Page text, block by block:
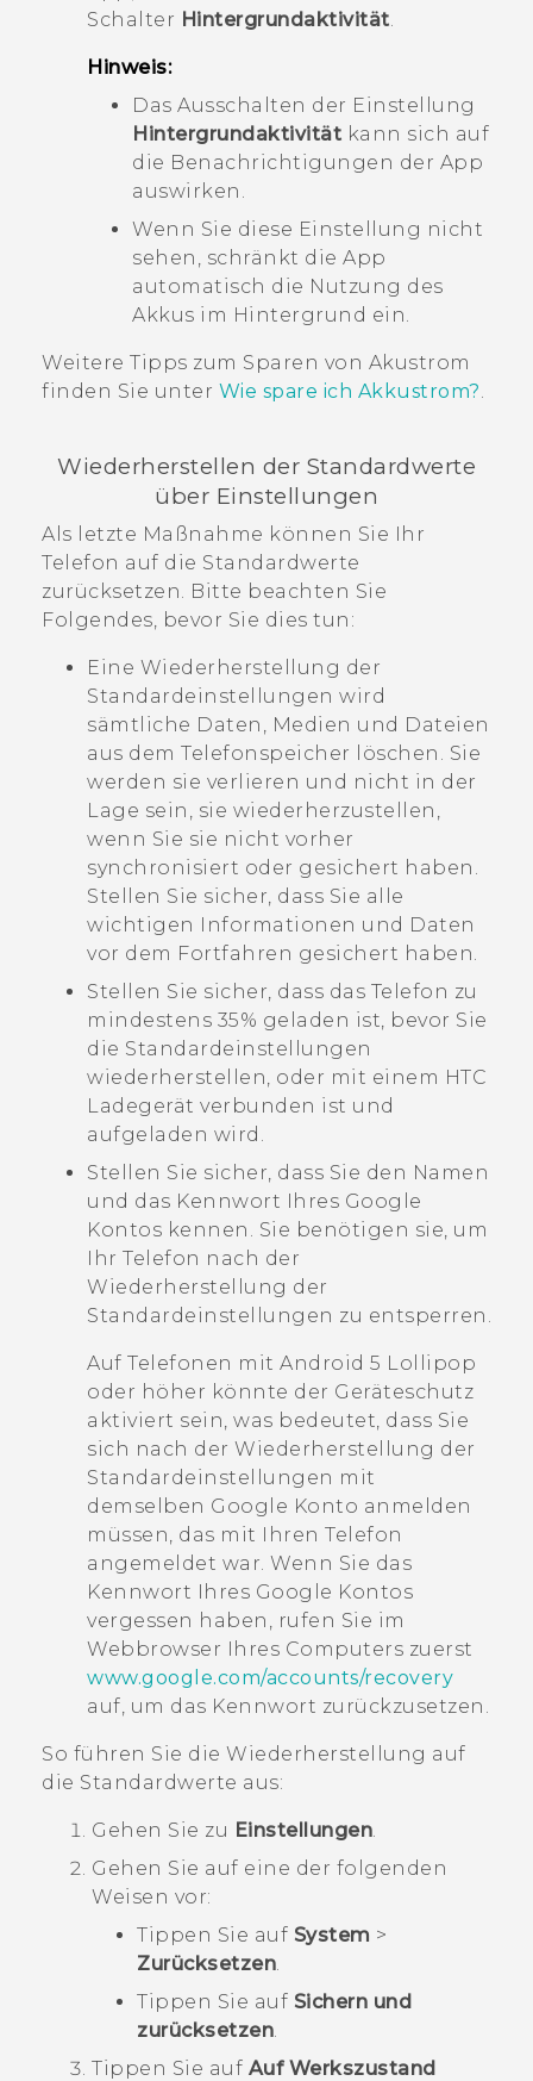
Schalter Hintergrundaktivität.
Hinweis:
Das Ausschalten der Einstellung
Hintergrundaktivität kann sich auf
die Benachrichtigungen der App
auswirken.
Wenn Sie diese Einstellung nicht
sehen, schränkt die App
automatisch die Nutzung des
Akkus im Hintergrund ein.
Weitere Tipps zum Sparen von Akustrom
finden Sie unter Wie spare ich Akkustrom?.
Wiederherstellen der Standardwerte
über Einstellungen
Als letzte Maßnahme können Sie Ihr
Telefon auf die Standardwerte
zurücksetzen. Bitte beachten Sie
Folgendes, bevor Sie dies tun:
Eine Wiederherstellung der
Standardeinstellungen wird
sämtliche Daten, Medien und Dateien
aus dem Telefonspeicher löschen. Sie
werden sie verlieren und nicht in der
Lage sein, sie wiederherzustellen,
wenn Sie sie nicht vorher
synchronisiert oder gesichert haben.
Stellen Sie sicher, dass Sie alle
wichtigen Informationen und Daten
vor dem Fortfahren gesichert haben.
Stellen Sie sicher, dass das Telefon zu
mindestens 35% geladen ist, bevor Sie
die Standardeinstellungen
wiederherstellen, oder mit einem HTC
Ladegerät verbunden ist und
aufgeladen wird.
Stellen Sie sicher, dass Sie den Namen
und das Kennwort Ihres Google
Kontos kennen. Sie benötigen sie, um
Ihr Telefon nach der
Wiederherstellung der
Standardeinstellungen zu entsperren.
Auf Telefonen mit Android 5 Lollipop
oder höher könnte der Geräteschutz
aktiviert sein, was bedeutet, dass Sie
sich nach der Wiederherstellung der
Standardeinstellungen mit
demselben Google Konto anmelden
müssen, das mit Ihren Telefon
angemeldet war. Wenn Sie das
Kennwort Ihres Google Kontos
vergessen haben, rufen Sie im
Webbrowser Ihres Computers zuerst
www.google.com/accounts/recovery
auf, um das Kennwort zurückzusetzen.
So führen Sie die Wiederherstellung auf
die Standardwerte aus:
Gehen Sie zu Einstellungen.
Gehen Sie auf eine der folgenden
Weisen vor:
Tippen Sie auf System >
Zurücksetzen.
Tippen Sie auf Sichern und
zurücksetzen.
Tippen Sie auf Auf Werkszustand